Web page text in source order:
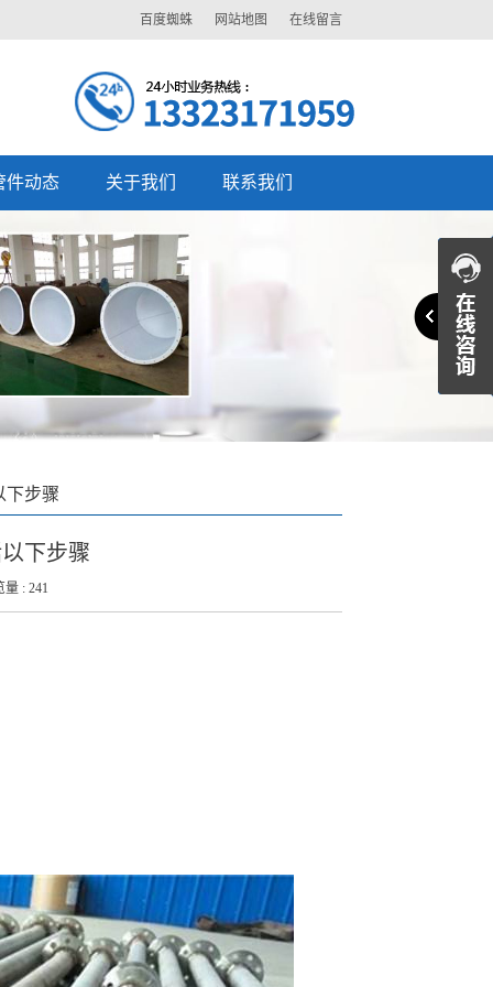
在线留言
网站地图
百度蜘蛛
件动态 关于我们 联系我们
下步骤
下步骤
量 : 241